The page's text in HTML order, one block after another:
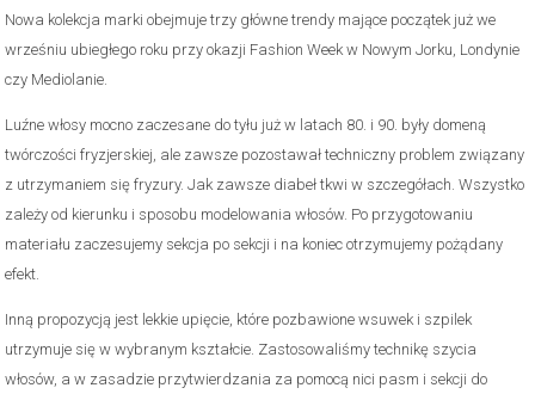
Nowa kolekcja marki obejmuje trzy główne trendy mające początek już we
wrześniu ubiegłego roku przy okazji Fashion Week w Nowym Jorku, Londynie
czy Mediolanie.
Luźne włosy mocno zaczesane do tyłu już w latach 80. i 90. były domeną
twórczości fryzjerskiej, ale zawsze pozostawał techniczny problem związany
z utrzymaniem się fryzury. Jak zawsze diabeł tkwi w szczegółach. Wszystko
zależy od kierunku i sposobu modelowania włosów. Po przygotowaniu
materiału zaczesujemy sekcja po sekcji i na koniec otrzymujemy pożądany
efekt.
Inną propozycją jest lekkie upięcie, które pozbawione wsuwek i szpilek
utrzymuje się w wybranym kształcie. Zastosowaliśmy technikę szycia
włosów, a w zasadzie przytwierdzania za pomocą nici pasm i sekcji do